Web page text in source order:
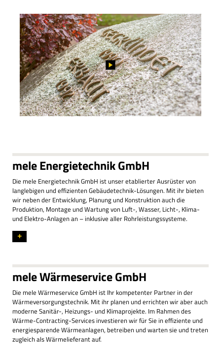
mele Energietechnik GmbH
Die mele Energietechnik GmbH ist unser etablierter Ausrüster von
langlebigen und effizienten Gebäudetechnik-Lösungen. Mit ihr bieten
wir neben der Entwicklung, Planung und Konstruktion auch die
Produktion, Montage und Wartung von Luft-, Wasser, Licht-, Klima-
und Elektro-Anlagen an – inklusive aller Rohrleistungssysteme.
+
mele Wärmeservice GmbH
Die mele Wärmeservice GmbH ist Ihr kompetenter Partner in der
Wärmeversorgungstechnik. Mit ihr planen und errichten wir aber auch
moderne Sanitär-, Heizungs- und Klimaprojekte. Im Rahmen des
Wärme-Contracting-Services investieren wir für Sie in effiziente und
energiesparende Wärmeanlagen, betreiben und warten sie und treten
zugleich als Wärmelieferant auf.